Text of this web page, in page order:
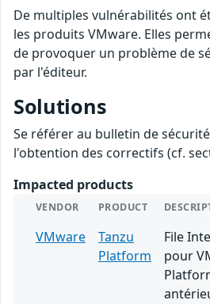
De multiples vulnérabilités ont
les produits VMware. Elles
de provoquer un problème de
par l'éditeur.
Solutions
Se référer au bulletin de
l'obtention des correctifs (cf.
Impacted products
VENDOR PRODUCT
VMware
Tanzu
Platform
File
pour